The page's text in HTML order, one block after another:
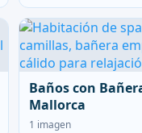
Baños con
Mallorca
1 imagen